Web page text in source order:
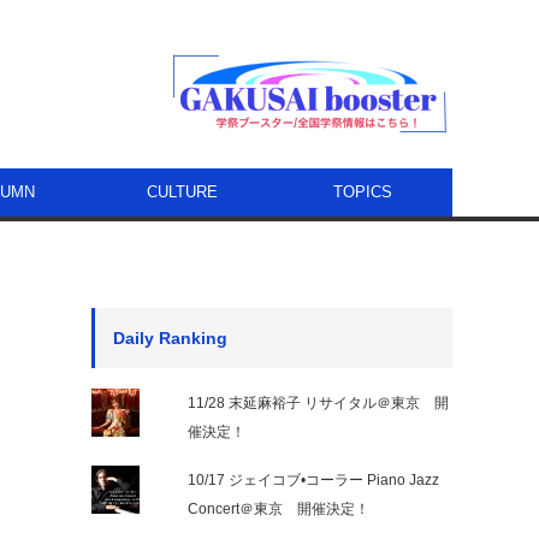
CULTURE TOPICS
Daily Ranking
11/28 末延麻裕子 リサイタル＠東京 開
催決定！
10/17 ジェイコブ•コーラー Piano Jazz
Concert＠東京 開催決定！